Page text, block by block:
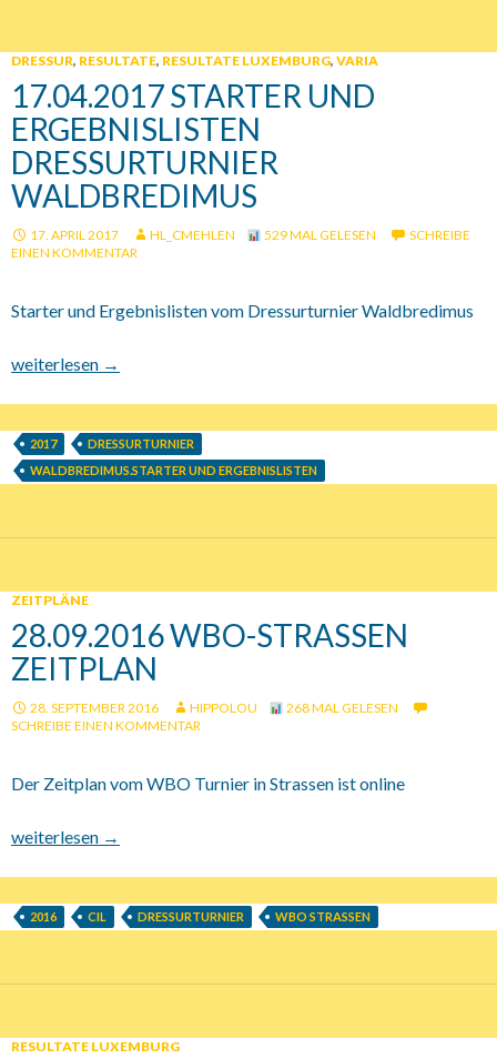
DRESSUR, RESULTATE, RESULTATE LUXEMBURG, VARIA
17.04.2017 STARTER UND
ERGEBNISLISTEN
DRESSURTURNIER
WALDBREDIMUS
17. APRIL 2017 HL_CMEHLEN 529 MAL GELESEN
SCHREIBE
EINEN KOMMENTAR
Starter und Ergebnislisten vom Dressurturnier Waldbredimus
17.04.2017 Starter und Ergebnislisten Dressurturnier
weiterlesen →
2017
DRESSURTURNIER
WALDBREDIMUS.STARTER UND ERGEBNISLISTEN
ZEITPLÄNE
28.09.2016 WBO-STRASSEN
ZEITPLAN
28. SEPTEMBER 2016 HIPPOLOU
268 MAL GELESEN
SCHREIBE EINEN KOMMENTAR
Der Zeitplan vom WBO Turnier in Strassen ist online
28.09.2016 WBO-Strassen Zeitplan
weiterlesen →
2016 CIL DRESSURTURNIER WBO STRASSEN
RESULTATE LUXEMBURG